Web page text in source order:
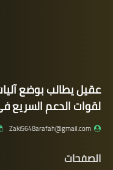
عقيل يطالب بوضع
لقوات الدعم السريع
Zaki5648arafah@gmail.com
الصفحات